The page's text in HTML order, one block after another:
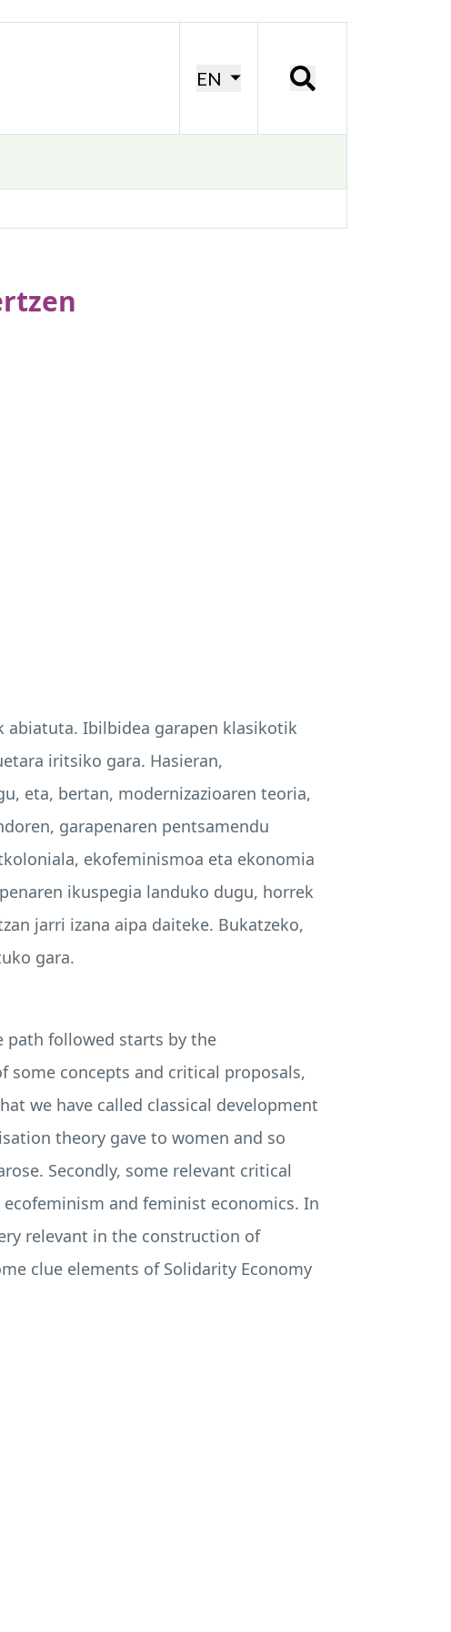
EN
Ibilbidea garapen klasikotik
iritsiko gara. Hasieran,
eta, bertan, modernizazioaren teoria,
garapenaren pentsamendu
ekofeminismoa eta ekonomia
ikuspegia landuko dugu, horrek
jarri izana aipa daiteke. Bukatzeko,
gara.
path followed starts by the
some concepts and critical proposals,
we have called classical development
theory gave to women and so
Secondly, some relevant critical
and feminist economics. In
relevant in the construction of
clue elements of Solidarity Economy